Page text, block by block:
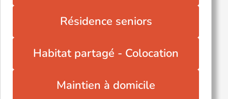
Résidence seniors
Habitat partagé - Colocation
Maintien à domicile